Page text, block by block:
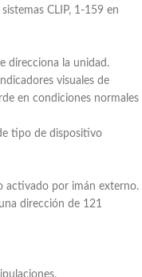
CLIP, 1-159 en
direcciona la unidad.
visuales de
en condiciones normales
tipo de dispositivo
activado por imán externo.
dirección de 121